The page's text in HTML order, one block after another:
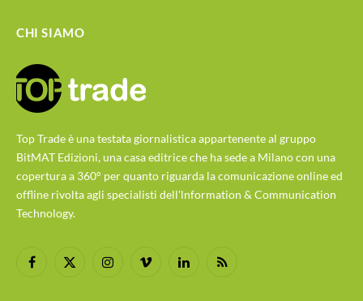
CHI SIAMO
Top Trade è una testata giornalistica appartenente al gruppo
BitMAT Edizioni, una casa editrice che ha sede a Milano con una
copertura a 360° per quanto riguarda la comunicazione online ed
offline rivolta agli specialisti dell'lnformation & Communication
Technology.
Facebook
X
InstagramVimeo LinkedInRSS